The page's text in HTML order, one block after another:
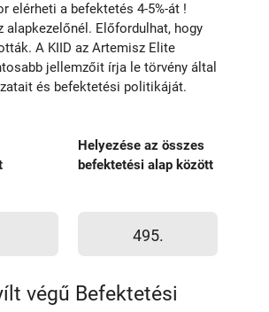
elérheti a befektetés 4-5%-át !
Előfordulhat, hogy
A KIID az Artemisz Elite
jellemzőit írja le törvény által
és befektetési politikáját.
Helyezése az összes
befektetési alap között
495.
végű Befektetési